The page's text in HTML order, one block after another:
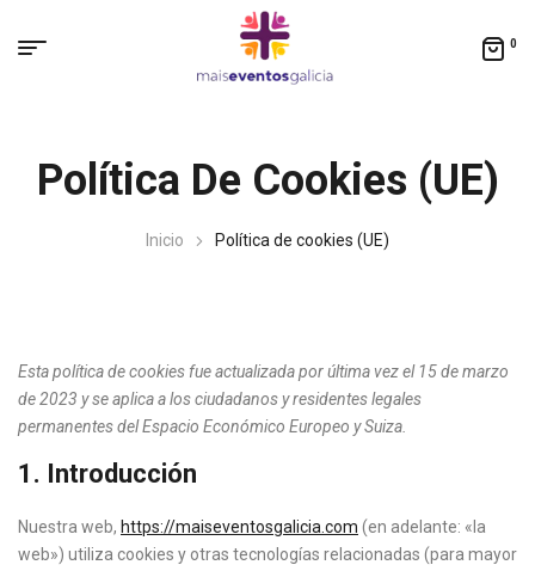
0
Política De Cookies (UE)
Inicio Política de cookies (UE)
Esta política de cookies fue actualizada por última vez el 15 de marzo
de 2023 y se aplica a los ciudadanos y residentes legales
permanentes del Espacio Económico Europeo y Suiza.
1. Introducción
Nuestra web, https://maiseventosgalicia.com (en adelante: «la
web») utiliza cookies y otras tecnologías relacionadas (para mayor